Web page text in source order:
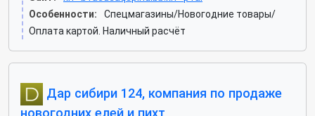
Особенности:
Спецмагазины/Новогодние товары/
Оплата картой. Наличный расчёт
Дар сибири 124, компания по продаже
новогодних елей и пихт